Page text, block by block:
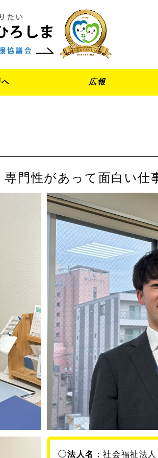
広報
門性があって面白い仕
◯法人名 ：社会福祉法